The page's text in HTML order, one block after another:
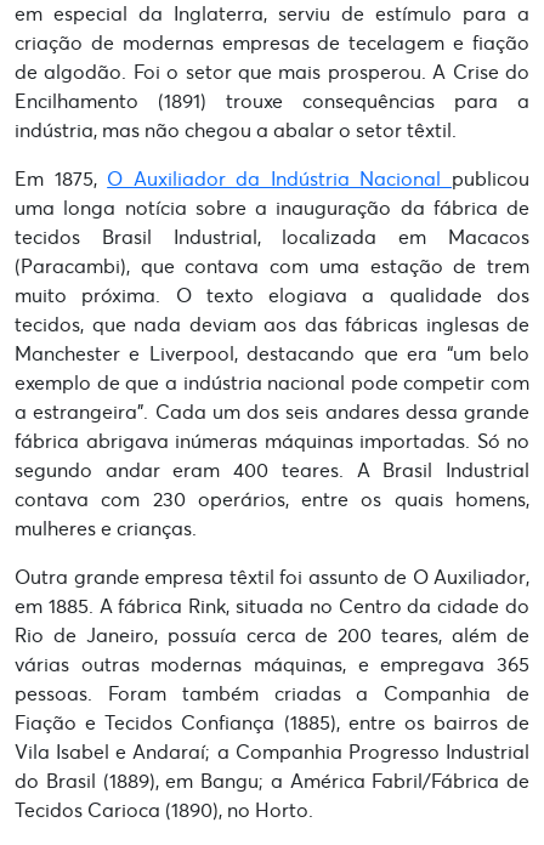
em especial da Inglaterra, serviu de estímulo para a
criação de modernas empresas de tecelagem e fiação
de algodão. Foi o setor que mais prosperou. A Crise do
Encilhamento (1891) trouxe consequências para a
indústria, mas não chegou a abalar o setor têxtil.
Em 1875, O Auxiliador da Indústria Nacional publicou
uma longa notícia sobre a inauguração da fábrica de
tecidos Brasil Industrial, localizada em Macacos
(Paracambi), que contava com uma estação de trem
muito próxima. O texto elogiava a qualidade dos
tecidos, que nada deviam aos das fábricas inglesas de
Manchester e Liverpool, destacando que era “um belo
exemplo de que a indústria nacional pode competir com
a estrangeira”. Cada um dos seis andares dessa grande
fábrica abrigava inúmeras máquinas importadas. Só no
segundo andar eram 400 teares. A Brasil Industrial
contava com 230 operários, entre os quais homens,
mulheres e crianças.
Outra grande empresa têxtil foi assunto de O Auxiliador,
em 1885. A fábrica Rink, situada no Centro da cidade do
Rio de Janeiro, possuía cerca de 200 teares, além de
várias outras modernas máquinas, e empregava 365
pessoas. Foram também criadas a Companhia de
Fiação e Tecidos Confiança (1885), entre os bairros de
Vila Isabel e Andaraí; a Companhia Progresso Industrial
do Brasil (1889), em Bangu; a América Fabril/Fábrica de
Tecidos Carioca (1890), no Horto.